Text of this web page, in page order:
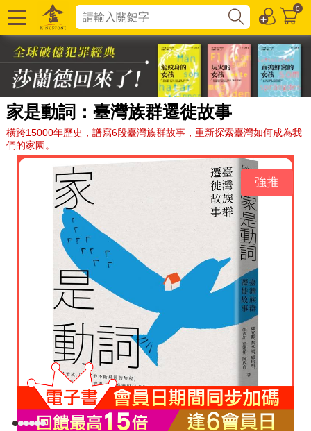
0
家是動詞：臺灣族群遷徙故事
橫跨15000年歷史，譜寫6段臺灣族群故事，重新探索臺灣如何成為我
們的家園。
強推